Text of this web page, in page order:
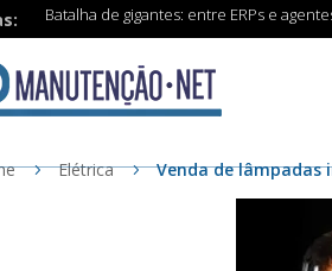
Batalha de gigantes: entre ERPs e
Elétrica Venda de lâmpadas